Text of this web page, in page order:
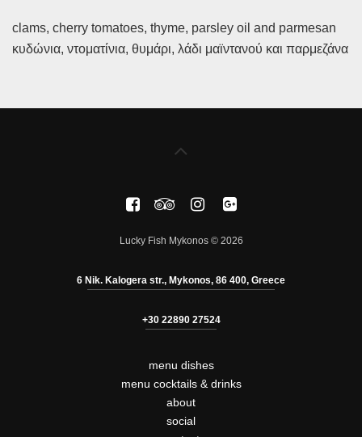
clams, cherry tomatoes, thyme, parsley oil and parmesan
κυδώνια, ντοματίνια, θυμάρι, λάδι μαϊντανού και παρμεζάνα
Lucky Fish Mykonos © 2026
6 Nik. Kalogera str., Mykonos, 86 400, Greece
+30 22890 27524
menu dishes
menu cocktails & drinks
about
social